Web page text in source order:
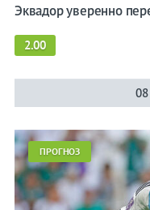
Эквадор уверенно
2.00
ПРОГНОЗ